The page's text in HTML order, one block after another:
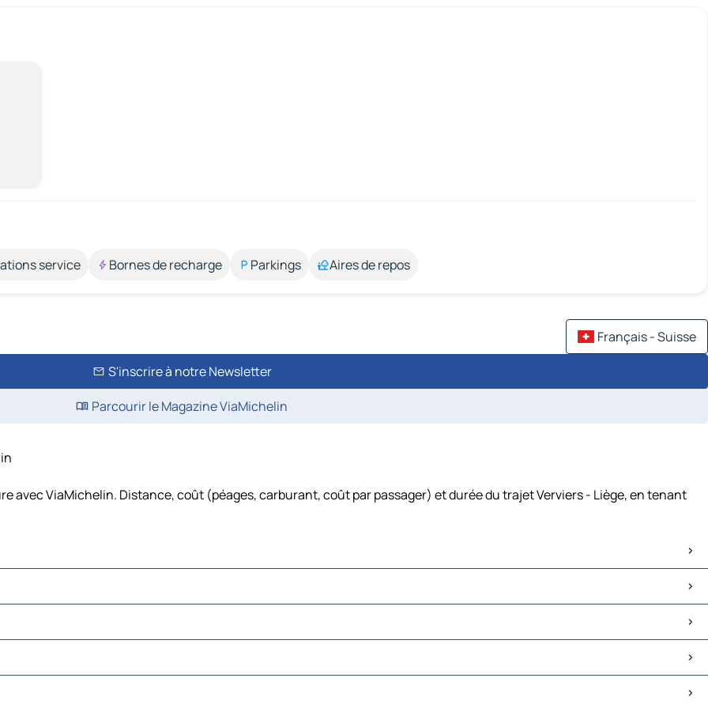
service Bornes de recharge Parkings Aires de repos
Français - Suisse
S'inscrire à notre Newsletter
Parcourir le Magazine ViaMichelin
avec ViaMichelin. Distance, coût (péages, carburant, coût par passager) et durée du trajet Verviers - Liège, en tenant